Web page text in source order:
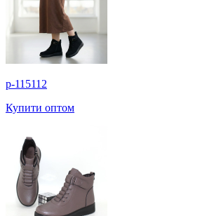
p-115112
Купити оптом